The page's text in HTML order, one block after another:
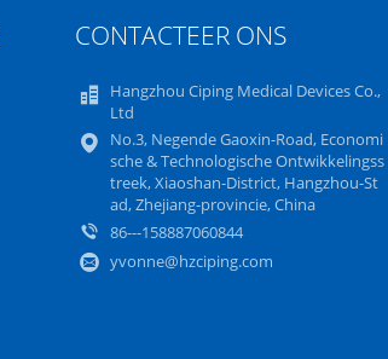
CONTACTEER ONS
Hangzhou Ciping Medical Devices Co.,
Ltd
No.3, Negende Gaoxin-Road, Economi
sche & Technologische Ontwikkelingss
treek, Xiaoshan-District, Hangzhou-St
ad, Zhejiang-provincie, China
86---158887060844
yvonne@hzciping.com